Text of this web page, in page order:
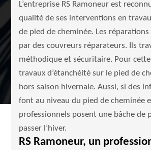
L’entreprise RS Ramoneur est
qualité de ses interventions en
de pied de cheminée. Les
par des couvreurs réparateurs. Ils
méthodique et sécuritaire. Pour
travaux d’étanchéité sur le pied de
hors saison hivernale. Aussi, si des
font au niveau du pied de cheminée
professionnels posent une bâche de
passer l’hiver.
RS Ramoneur, un